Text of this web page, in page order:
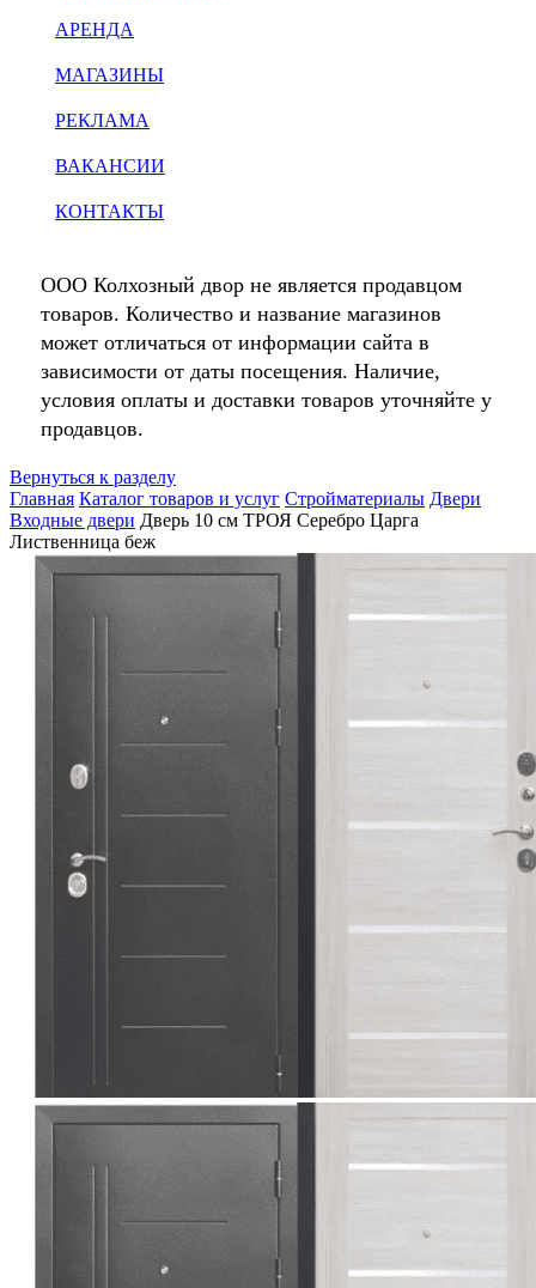
АРЕНДА
МАГАЗИНЫ
РЕКЛАМА
ВАКАНСИИ
КОНТАКТЫ
ООО Колхозный двор не является продавцом
товаров. Количество и название магазинов
может отличаться от информации сайта в
зависимости от даты посещения. Наличие,
условия оплаты и доставки товаров уточняйте у
продавцов.
Вернуться к разделу
Главная Каталог товаров и услуг Стройматериалы Двери
Входные двери Дверь 10 см ТРОЯ Серебро Царга
Лиственница беж